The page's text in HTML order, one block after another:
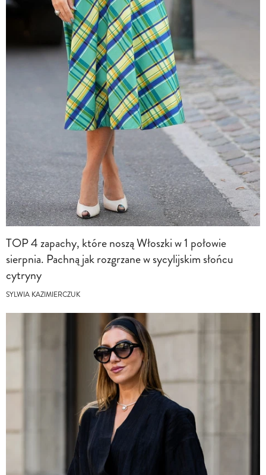
TOP 4 zapachy, które noszą Włoszki w 1 połowie
sierpnia. Pachną jak rozgrzane w sycylijskim słońcu
cytryny
SYLWIA KAZIMIERCZUK